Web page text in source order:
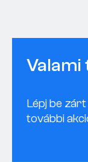
Valami
Lépj be
további